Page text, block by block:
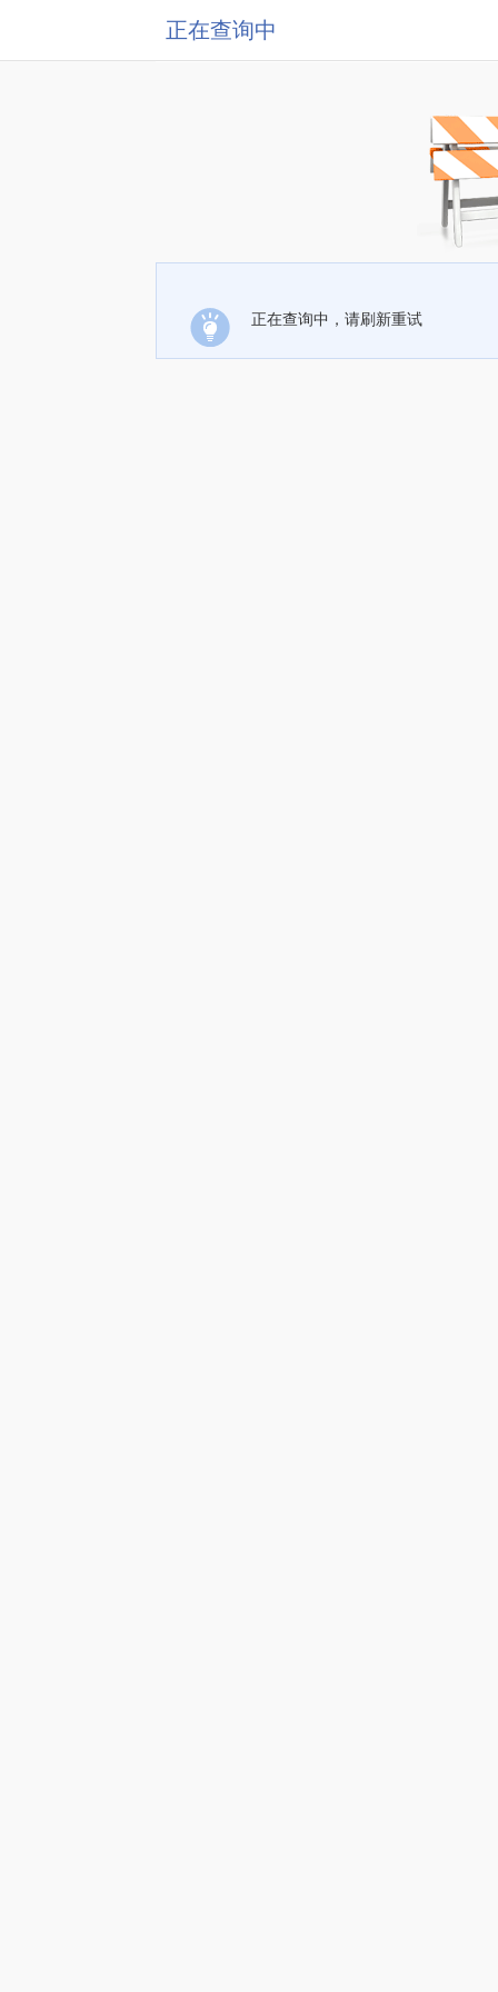
正在查询中
正在查询中，请刷新重试